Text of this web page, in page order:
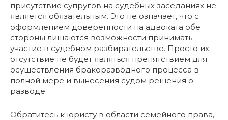
присутствие супругов на судебных заседаниях не
является обязательным. Это не означает, что с
оформлением доверенности на адвоката обе
стороны лишаются возможности принимать
участие в судебном разбирательстве. Просто их
отсутствие не будет являться препятствием для
осуществления бракоразводного процесса в
полной мере и вынесения судом решения о
разводе.
Обратитесь к юристу в области семейного права,